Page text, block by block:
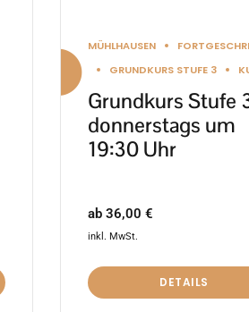
MÜHLHAUSEN
GRUNDKURS STUFE 3
Grundkurs Stufe
donnerstags um
19:30 Uhr
ab36,00€
inkl. MwSt.
DETAILS
gewählt
werden